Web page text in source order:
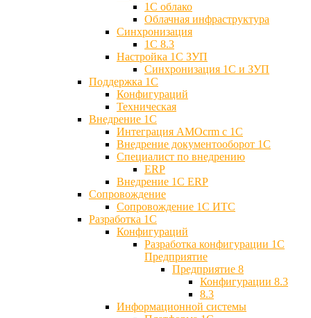
1С облако
Облачная инфраструктура
Синхронизация
1С 8.3
Настройка 1С ЗУП
Синхронизация 1С и ЗУП
Поддержка 1С
Конфигураций
Техническая
Внедрение 1С
Интеграция AMOcrm с 1C
Внедрение документооборот 1С
Специалист по внедрению
ERP
Внедрение 1С ERP
Cопровождение
Cопровождение 1С ИТС
Разработка 1C
Конфигураций
Разработка конфигурации 1С
Предприятие
Предприятие 8
Конфигурации 8.3
8.3
Информационной системы